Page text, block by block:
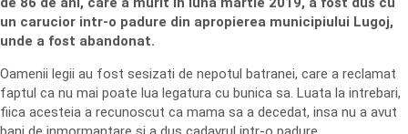
un carucior intr-o padure din apropierea municipiului Lugoj,
unde a fost abandonat.
Oamenii legii au fost sesizati de nepotul batranei, care a reclamat
faptul ca nu mai poate lua legatura cu bunica sa. Luata la intrebari,
fiica acesteia a recunoscut ca mama sa a decedat, insa nu a avut